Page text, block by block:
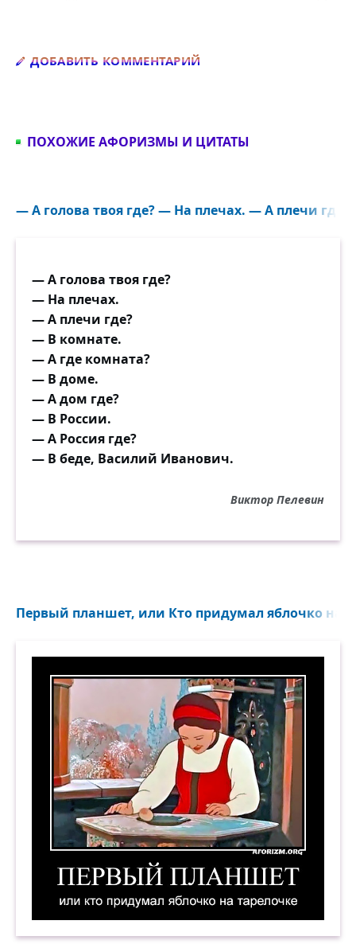
ДОБАВИТЬ КОММЕНТАРИЙ
ПОХОЖИЕ АФОРИЗМЫ И ЦИТАТЫ
— А голова твоя где? — На плечах. — А плечи
— А голова твоя где?
— На плечах.
— А плечи где?
— В комнате.
— А где комната?
— В доме.
— А дом где?
— В России.
— А Россия где?
— В беде, Василий Иванович.
Виктор Пелевин
Первый планшет, или Кто придумал яблочко на
Первый планшет, или Кто придумал яблочко